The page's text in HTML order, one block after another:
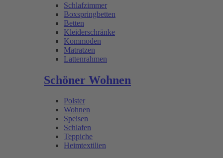
Schlafzimmer
Boxspringbetten
Betten
Kleiderschränke
Kommoden
Matratzen
Lattenrahmen
Schöner Wohnen
Polster
Wohnen
Speisen
Schlafen
Teppiche
Heimtextilien